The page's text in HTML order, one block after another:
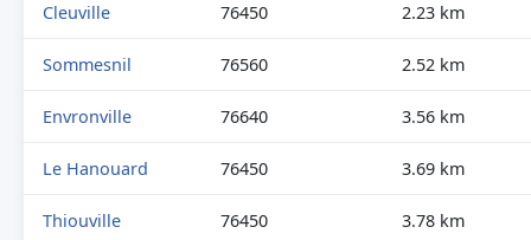
Cleuville 76450 2.23 km
Sommesnil 76560 2.52 km
Envronville 76640 3.56 km
Le Hanouard 76450 3.69 km
Thiouville 76450 3.78 km